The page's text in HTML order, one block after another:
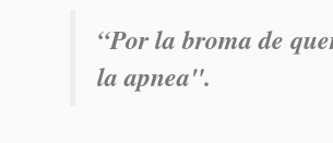
“Porla broma de
la apnea".